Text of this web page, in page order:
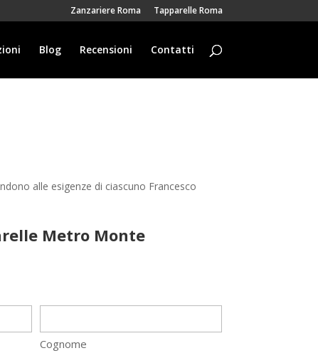
Zanzariere Roma Tapparelle Roma
Blog Recensioni Contatti
alle esigenze di ciascuno Francesco
Metro Monte
Cognome